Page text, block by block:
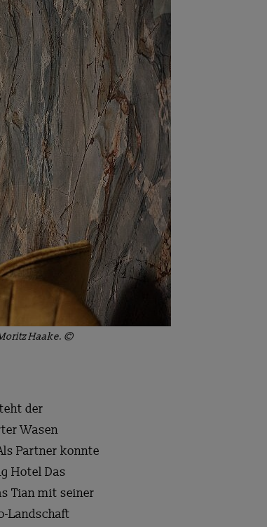
Haake. ©
der
Wasen
Partner konnte
Hotel Das
Tian mit seiner
Landschaft